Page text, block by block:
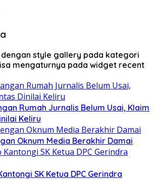
style gallery pada kategori
mengaturnya pada widget recent
Rumah Jurnalis Belum Usai, Klaim
Keliru
Oknum Media Berakhir Damai
SK Ketua DPC Gerindra